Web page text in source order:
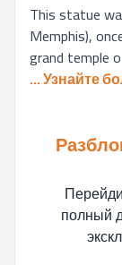
This statue
Memphis),
grand temple
... Узнайте
полный